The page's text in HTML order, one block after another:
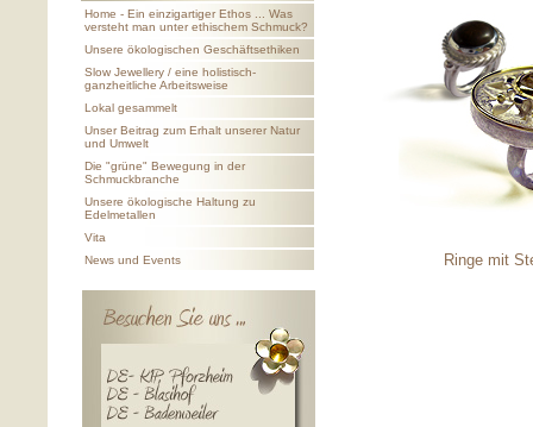
Home - Ein einzigartiger Ethos ... Was
versteht man unter ethischem Schmuck?
Unsere ökologischen Geschäftsethiken
Slow Jewellery / eine holistisch-
ganzheitliche Arbeitsweise
Lokal gesammelt
Unser Beitrag zum Erhalt unserer Natur
und Umwelt
Die "grüne" Bewegung in der
Schmuckbranche
Unsere ökologische Haltung zu
Edelmetallen
Vita
News und Events
Ringe mit